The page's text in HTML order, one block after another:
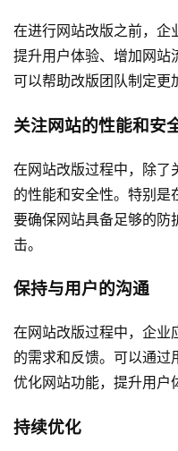
在进行网站改版之前，企
提升用户体验、增加网站
可以帮助改版团队制定更
关注网站的性能和安
在网站改版过程中，除了
的性能和安全性。特别
要确保网站具备足够的防
击。
保持与用户的沟通
在网站改版过程中，企业
的需求和反馈。可以通
优化网站功能，提升用户
持续优化